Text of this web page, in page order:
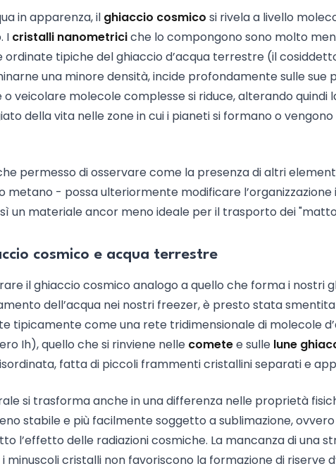
in apparenza, il ghiaccio cosmico si rivela a livello
I cristalli nanometriciche lo compongono sono molto
ordinate tipiche del ghiaccio d’acqua terrestre (il
una minore densità, incide profondamente sulle sue
veicolare molecole complesse si riduce, alterando quindi
della vita nelle zone in cui i pianeti si formano o
permesso di osservare come la presenza di altri
metano - possa ulteriormente modificare
un materiale ancor meno ideale per il trasporto dei
cosmico e acqua terrestre
il ghiaccio cosmico analogo a quello che forma i nostri
dell’acqua nei nostri freezer, è presto stata
tipicamente come una rete tridimensionale di molecole
Ih), quello che si rinviene nelle cometee sulle lune
fatta di piccoli frammenti cristallini separati e
si trasforma anche in una differenza nelle proprietà
stabile e più facilmente soggetto a sublimazione,
l’effetto delle radiazioni cosmiche. La mancanza di una
minuscoli cristalli non favoriscono la formazione di riserve